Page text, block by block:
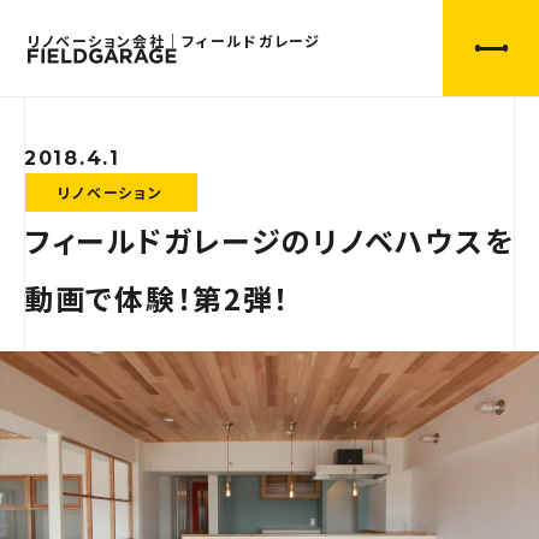
リノベーション会社｜フィールドガレージ
リノベーション
2018.4.1
フィールドガレージのリノベハウスを
動画で体験！第2弾！